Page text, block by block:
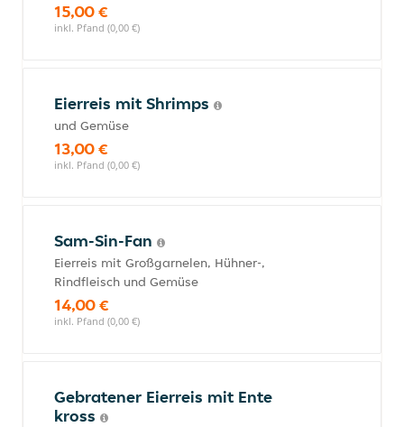
15,00 €
inkl. Pfand (0,00 €)
Eierreis mit Shrimps
und Gemüse
13,00 €
inkl. Pfand (0,00 €)
Sam-Sin-Fan
Eierreis mit Großgarnelen, Hühner-,
Rindfleisch und Gemüse
14,00 €
inkl. Pfand (0,00 €)
Gebratener Eierreis mit Ente
kross